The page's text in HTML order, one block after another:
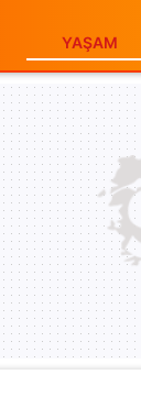
YAŞAM